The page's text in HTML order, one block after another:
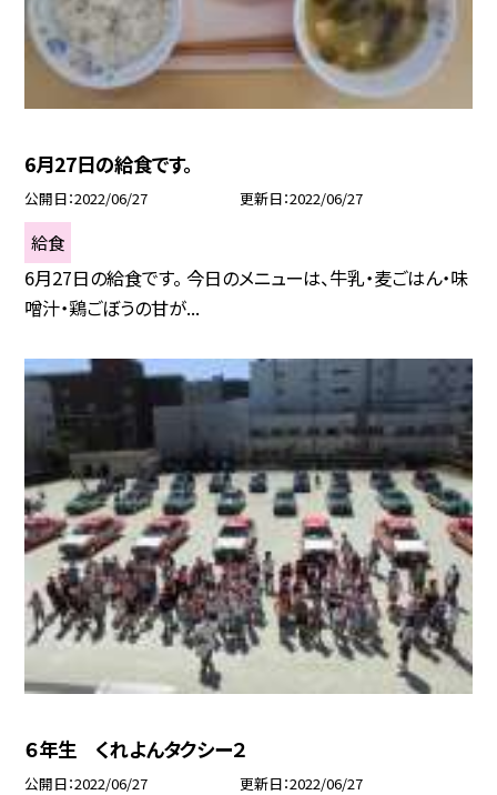
6月27日の給食です。
公開日 2022/06/27 更新日 2022/06/27
給食
6月27日の給食です。 今日のメニューは、牛乳・麦ごはん・味
噌汁・鶏ごぼうの甘が...
６年生 くれよんタクシー２
公開日 2022/06/27 更新日 2022/06/27